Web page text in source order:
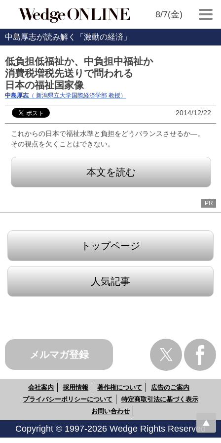
8/7(金)
中島厚志が読み解く「激動の経済」
低負担低福祉か、中負担中福祉か
消費税増税先送りで問われる
日本の福祉国家像
中島厚志（ 新潟県立大学国際経済学部 教授）
2014/12/22
これからの日本で福祉水準と負担をどうバランスさせるか―。
その視点を欠くことはできない。
本文を読む
PR
トップページ
人気記事
メルマガ登録
会社案内 採用情報 著作権について
広告のご案内
プライバシーポリシーについて
特定商取引法に基づく表示
お問い合わせ
Copyright © 1997-2026 Wedge Rights Reserved